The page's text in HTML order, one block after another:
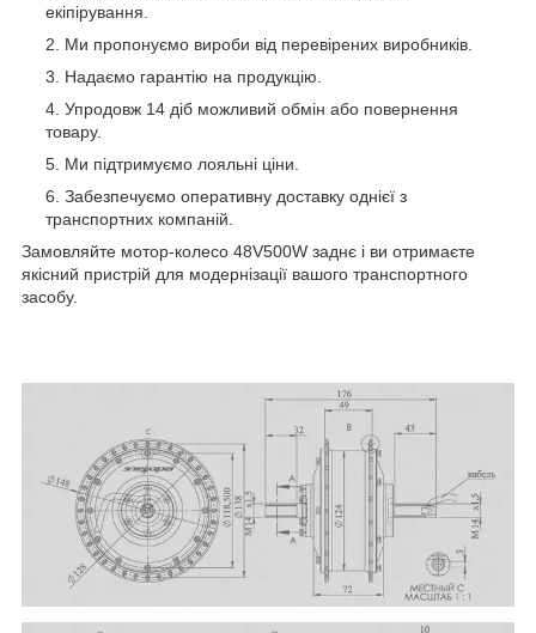
екіпірування.
Ми пропонуємо вироби від перевірених виробників.
Надаємо гарантію на продукцію.
Упродовж 14 діб можливий обмін або повернення
товару.
Ми підтримуємо лояльні ціни.
Забезпечуємо оперативну доставку однієї з
транспортних компаній.
Замовляйте мотор-колесо 48V500W заднє і ви отримаєте
якісний пристрій для модернізації вашого транспортного
засобу.